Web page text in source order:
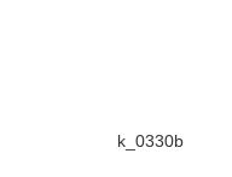
k_0330b